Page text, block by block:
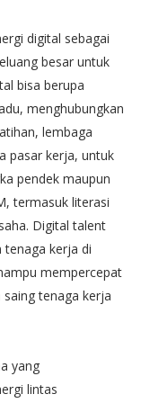
digital sebagai
besar untuk
bisa berupa
menghubungkan
lembaga
pasar kerja, untuk
pendek maupun
termasuk literasi
Digital talent
kerja di
mempercepat
tenaga kerja
yang
lintas